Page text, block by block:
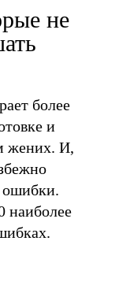
не
более
и
жених. И,
ошибки.
наиболее